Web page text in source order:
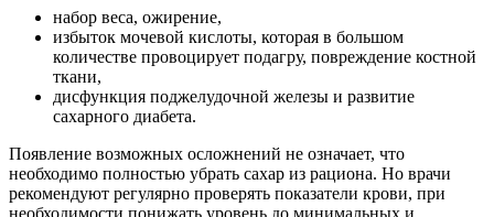
набор веса, ожирение,
избыток мочевой кислоты, которая в большом
количестве провоцирует подагру, повреждение костной
ткани,
дисфункция поджелудочной железы и развитие
сахарного диабета.
Появление возможных осложнений не означает, что
необходимо полностью убрать сахар из рациона. Но врачи
рекомендуют регулярно проверять показатели крови, при
необходимости понижать уровень до минимальных и